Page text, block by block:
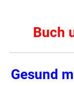
Buch
Gesund